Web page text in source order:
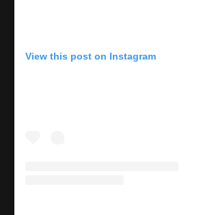
View this post on Instagram